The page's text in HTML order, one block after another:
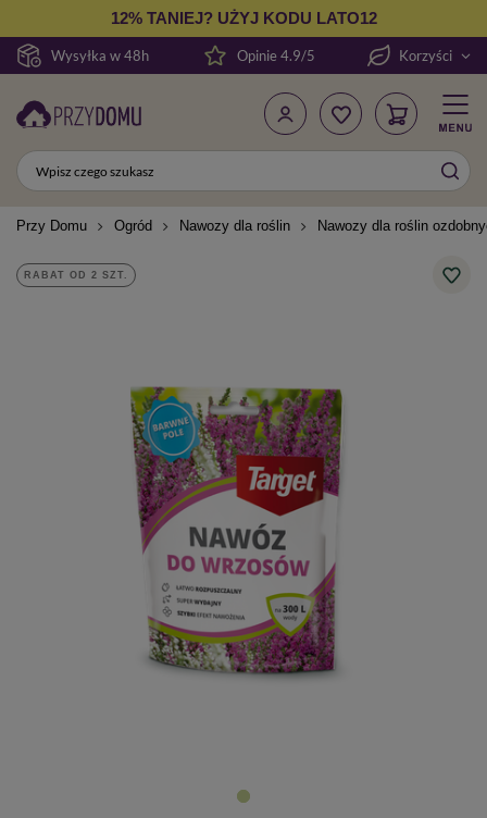
Wysyłka w 48h
12% TANIEJ? UŻYJ KODU LATO12
Opinie 4.9/5 Korzyści
Przy Domu Ogród Nawozy dla roślin Nawozy dla roślin
RABAT OD 2 SZT.